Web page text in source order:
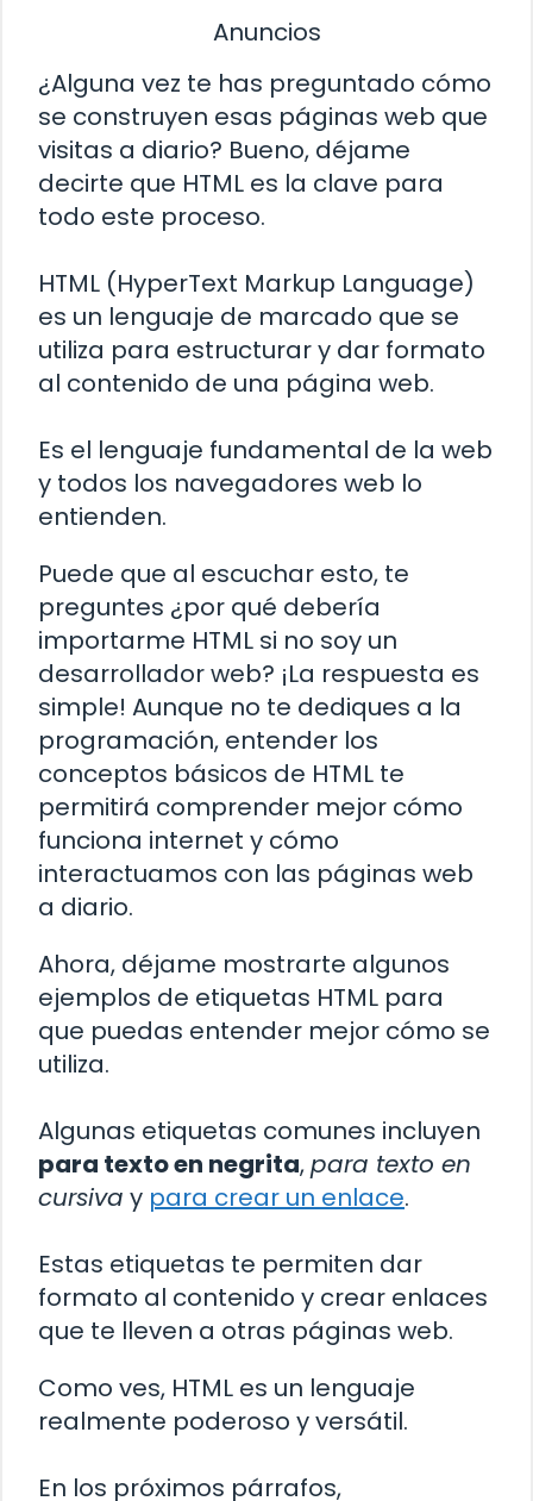
Anuncios
¿Alguna vez te has preguntado cómo
se construyen esas páginas web que
visitas a diario? Bueno, déjame
decirte que HTML es la clave para
todo este proceso.
HTML (HyperText Markup Language)
es un lenguaje de marcado que se
utiliza para estructurar y dar formato
al contenido de una página web.
Es el lenguaje fundamental de la web
y todos los navegadores web lo
entienden.
Puede que al escuchar esto, te
preguntes ¿por qué debería
importarme HTML si no soy un
desarrollador web? ¡La respuesta es
simple! Aunque no te dediques a la
programación, entender los
conceptos básicos de HTML te
permitirá comprender mejor cómo
funciona internet y cómo
interactuamos con las páginas web
a diario.
Ahora, déjame mostrarte algunos
ejemplos de etiquetas HTML para
que puedas entender mejor cómo se
utiliza.
Algunas etiquetas comunes incluyen
para texto en negrita,para texto en
cursiva y para crear un enlace.
Estas etiquetas te permiten dar
formato al contenido y crear enlaces
que te lleven a otras páginas web.
Como ves, HTML es un lenguaje
realmente poderoso y versátil.
En los próximos párrafos,